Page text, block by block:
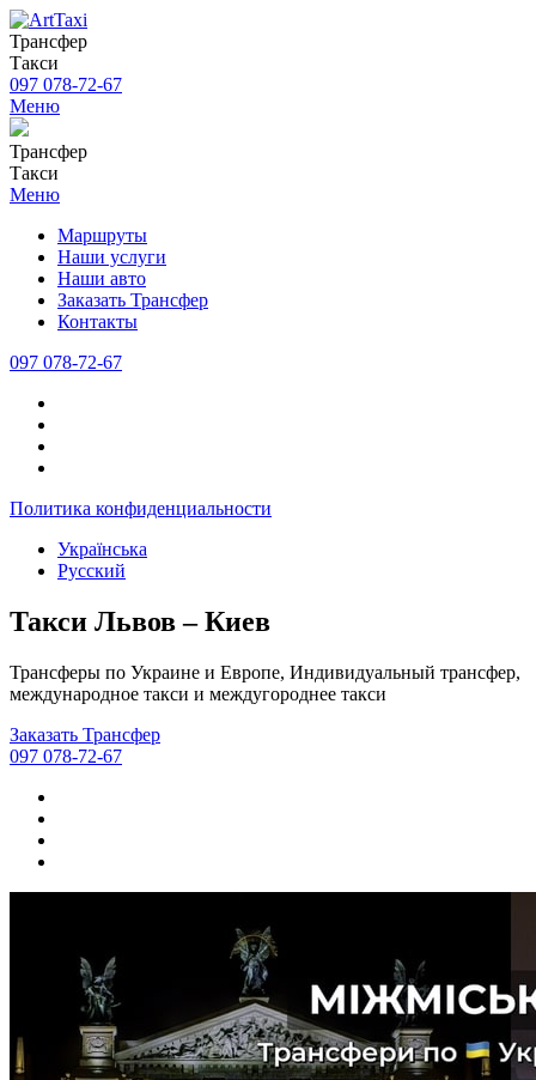
Трансфер
Такси
097 078-72-67
Меню
Трансфер
Такси
Меню
Маршруты
Наши услуги
Наши авто
Заказать Трансфер
Контакты
097 078-72-67
Политика конфиденциальности
Українська
Русский
Такси Львов – Киев
Трансферы по Украине и Европе, Индивидуальный трансфер,
международное такси и междугороднее такси
Заказать Трансфер
097 078-72-67